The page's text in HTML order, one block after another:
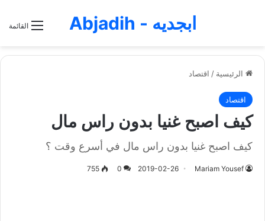
القائمة ابجديه - Abjadih
الرئيسية / اقتصاد
اقتصاد
كيف اصبح غنيا بدون راس مال
كيف اصبح غنيا بدون راس مال في أسرع وقت ؟
Mariam Yousef
2019-02-26
0
755